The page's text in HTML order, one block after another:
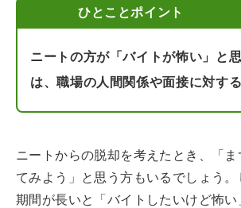
ひとことポイント
ニートの方が「バイトが怖い」と
は、職場の人間関係や面接に対す
ニートからの脱却を考えたとき、「
てみよう」と思う方もいるでしょう。
期間が長いと「バイトしたいけど怖い